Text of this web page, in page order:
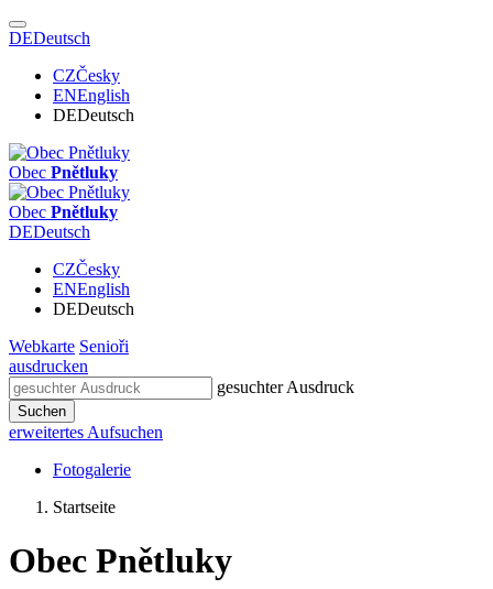
DEDeutsch
CZČesky
ENEnglish
DEDeutsch
Obec Pnětluky
Obec Pnětluky
DEDeutsch
CZČesky
ENEnglish
DEDeutsch
Webkarte Senioři
ausdrucken
gesuchter Ausdruck
Suchen
erweitertes Aufsuchen
Fotogalerie
Startseite
Obec Pnětluky